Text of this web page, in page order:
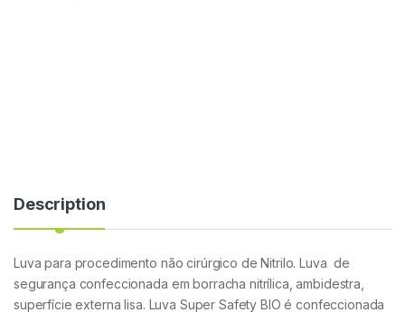
Description
Luva para procedimento não cirúrgico de Nitrilo. Luva de
segurança confeccionada em borracha nitrílica, ambidestra,
superfície externa lisa. Luva Super Safety BIO é confeccionada